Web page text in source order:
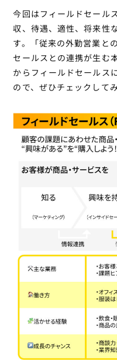
今回はフィールドセール
収、待遇、適性、将来性
す。
「従来の外勤営業と
セールスとの連携が生む
からフィールドセールス
ので、ぜひチェックして